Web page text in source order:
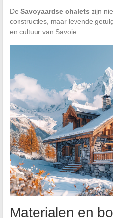
De Savoyaardse chalets zijn
constructies, maar levende
en cultuur van Savoie.
Materialen en